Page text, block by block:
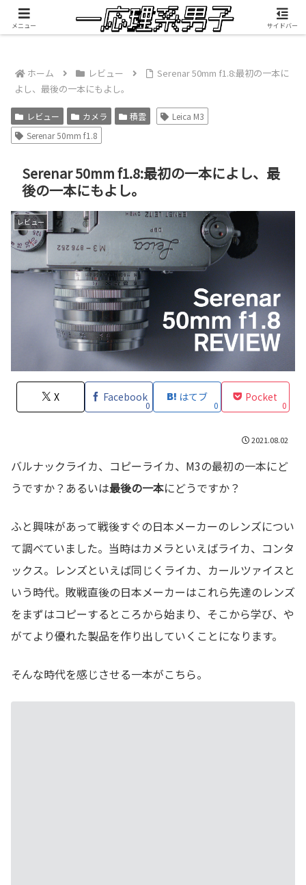
積雲が映像制作したMV『RANGEFINDER』公開中
ホーム レビュー
Serenar 50mm f1.8:最初の一本に
よし、最後の一本にもよし。
レビュー カメラ 積雲
Leica M3
Serenar 50mm f1.8
Serenar 50mm f1.8:最初の一本によし、最
後の一本にもよし。
レビュー
X Facebook
0
はてブ
0
Pocket
0
2021.08.02
バルナックライカ、コピーライカ、M3の最初の一本にど
うですか？あるいは最後の一本にどうですか？
ふと興味があって戦後すぐの日本メーカーのレンズについ
て調べていました。当時はカメラといえばライカ、コンタ
ックス。レンズといえば同じくライカ、カールツァイスと
いう時代。敗戦直後の日本メーカーはこれら先達のレンズ
をまずはコピーするところから始まり、そこから学び、や
がてより優れた製品を作り出していくことになります。
そんな時代を感じさせる一本がこちら。
メニュー サイドバー